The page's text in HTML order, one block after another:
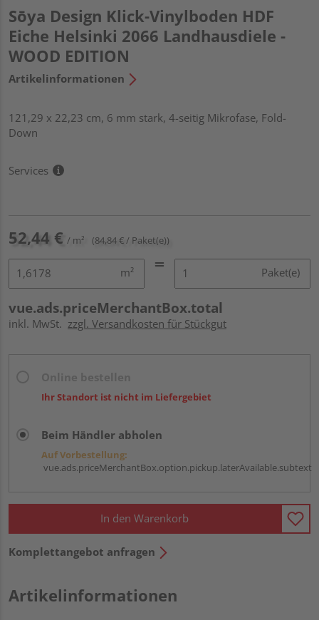
Sōya Design Klick-Vinylboden HDF
Eiche Helsinki 2066 Landhausdiele -
WOOD EDITION
Artikelinformationen
121,29 x 22,23 cm, 6 mm stark, 4-seitig Mikrofase, Fold-
Down
Services
52,44 € / m² (84,84 € / Paket(e))
m² Paket(e)
vue.ads.priceMerchantBox.total
inkl. MwSt. zzgl. Versandkosten für Stückgut
Ihr Standort ist nicht im Liefergebiet
Beim Händler abholen
Auf Vorbestellung:
vue.ads.priceMerchantBox.option.pickup.laterAvailable.subtext
In den Warenkorb
Komplettangebot anfragen
Artikelinformationen